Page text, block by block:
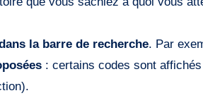
la barre de recherche. Par
: certains codes sont